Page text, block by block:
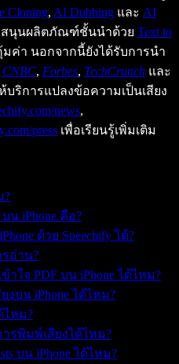
Cloning, AI Dubbing และ AI
สนุนผลิตภัณฑ์ชั้นนำด้วย Text to
ค่า นอกจากนี้ยังได้รับการนำ
CNBC, Forbes, TechCrunch และ
บริการแปลงข้อความเป็นเสียง
news,
press เพื่อเรียนรู้เพิ่มเติม
?
น iPhone คือ?
ด้วย Speechify ได้?
อ่าน?
ข้าใจ PDF บน iPhone ได้ไหม?
งบน iPhone ได้ไหม?
ไหม?
รพิมพ์เสียงได้ไหม?
บน iPhone ได้ไหม?